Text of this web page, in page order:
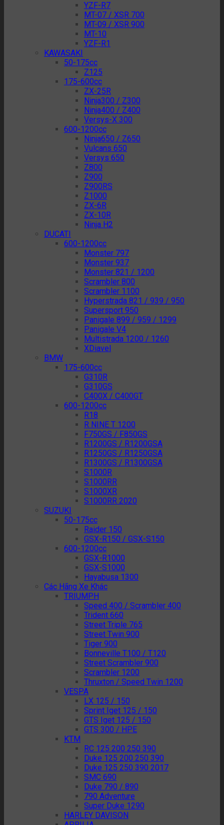
YZF-R7
MT-07 / XSR 700
MT-09 / XSR 900
MT-10
YZF-R1
KAWASAKI
50-175cc
Z125
175-600cc
ZX-25R
Ninja300 / Z300
Ninja400 / Z400
Versys-X 300
600-1200cc
Ninja650 / Z650
Vulcans 650
Versys 650
Z800
Z900
Z900RS
Z1000
ZX-6R
ZX-10R
Ninja H2
DUCATI
600-1200cc
Monster 797
Monster 937
Monster 821 / 1200
Scrambler 800
Scrambler 1100
Hyperstrada 821 / 939 / 950
Supersport 950
Panigale 899 / 959 / 1299
Panigale V4
Multistrada 1200 / 1260
XDiavel
BMW
175-600cc
G310R
G310GS
C400X / C400GT
600-1200cc
R18
R NINE T 1200
F750GS / F850GS
R1200GS / R1200GSA
R1250GS / R1250GSA
R1300GS / R1300GSA
S1000R
S1000RR
S1000XR
S1000RR 2020
SUZUKI
50-175cc
Raider 150
GSX-R150 / GSX-S150
600-1200cc
GSX-R1000
GSX-S1000
Hayabusa 1300
Các Hãng Xe Khác
TRIUMPH
Speed 400 / Scrambler 400
Trident 660
Street Triple 765
Street Twin 900
Tiger 900
Bonneville T100 / T120
Street Scrambler 900
Scrambler 1200
Thruxton / Speed Twin 1200
VESPA
LX 125 / 150
Sprint Iget 125 / 150
GTS Iget 125 / 150
GTS 300 / HPE
KTM
RC 125 200 250 390
Duke 125 200 250 390
Duke 125 250 390 2017
SMC 690
Duke 790 / 890
790 Adventure
Super Duke 1290
HARLEY DAVISON